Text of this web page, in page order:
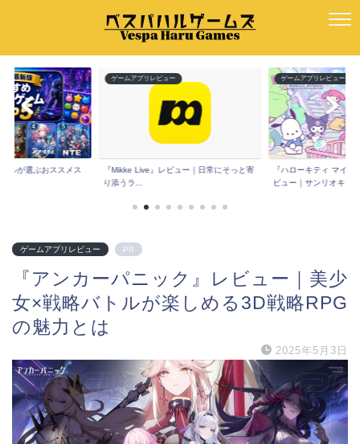
ー｜日常にそっと寄
ゲームアプリレビュー
『ハローキティ マイドリームストア』レ
ビュー｜サンリオキ...
ゲームアプリレビュー
『Spoon(スプーン)』
コミは？声だ...
ゲームアプリレビュー PR
『アンカーパニック』レビュー｜美少
女×戦略バトルが楽しめる3D戦略RPG
の魅力とは
2025年5月3日